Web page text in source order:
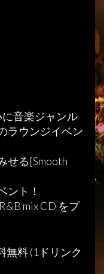
に音楽ジャンル
ラウンジイベン
せる[Smooth
ント！
mix CD をプ
無料 (1ドリンク